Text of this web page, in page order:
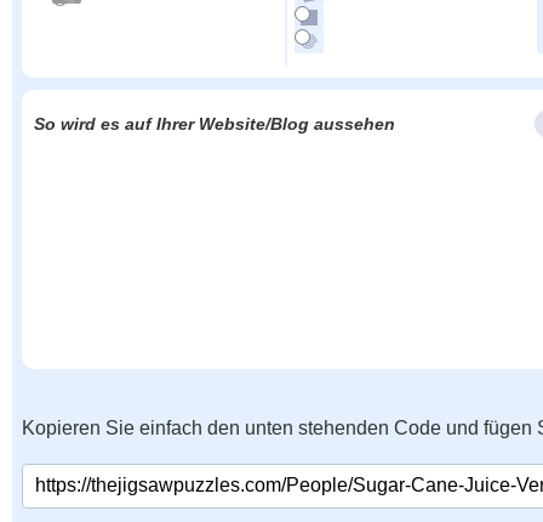
So wird es auf Ihrer Website/Blog aussehen
Kopieren Sie einfach den unten stehenden Code und fügen